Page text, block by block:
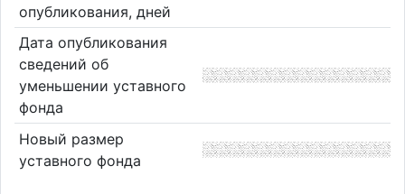
опубликования, дней
Дата опубликования
сведений об
уменьшении уставного
фонда
Новый размер
уставного фонда